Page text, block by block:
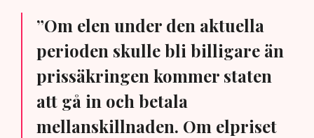
”Om elen under den aktuella
perioden skulle bli billigare än
prissäkringen kommer staten
att gå in och betala
mellanskillnaden. Om elpriset